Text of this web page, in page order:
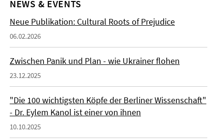
NEWS & EVENTS
Neue Publikation: Cultural Roots of Prejudice
06.02.2026
Zwischen Panik und Plan - wie Ukrainer flohen
23.12.2025
"Die 100 wichtigsten Köpfe der Berliner Wissenschaft"
- Dr. Eylem Kanol ist einer von ihnen
10.10.2025